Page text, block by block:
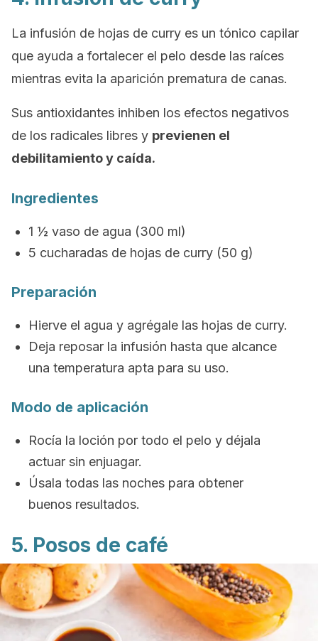
La infusión de hojas de curry es un tónico capilar
que ayuda a fortalecer el pelo desde las raíces
mientras evita la aparición prematura de canas.
Sus antioxidantes inhiben los efectos negativos
de los radicales libres y previenen el
debilitamiento y caída.
Ingredientes
1 ½ vaso de agua (300 ml)
5 cucharadas de hojas de curry (50 g)
Preparación
Hierve el agua y agrégale las hojas de curry.
Deja reposar la infusión hasta que alcance
una temperatura apta para su uso.
Modo de aplicación
Rocía la loción por todo el pelo y déjala
actuar sin enjuagar.
Úsala todas las noches para obtener
buenos resultados.
5. Posos de café